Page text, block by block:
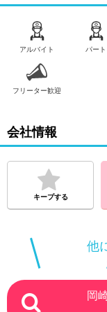
アルバイト パート
フリーター歓迎
会社情報
キープする
他
岡